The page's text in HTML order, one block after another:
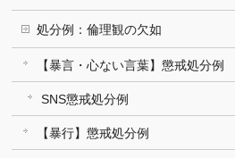
処分例：倫理観の欠如
【暴言・心ない言葉】懲戒処分例
SNS懲戒処分例
【暴行】懲戒処分例